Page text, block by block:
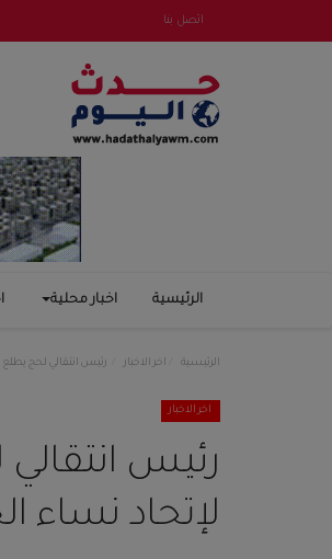
اتصل بنا
الرئيسية اخبار محلية
الرئيسية اخر الاخبار رئيس انتقالي لحج
اخر الاخبار
رئيس
لإتحاد نساء